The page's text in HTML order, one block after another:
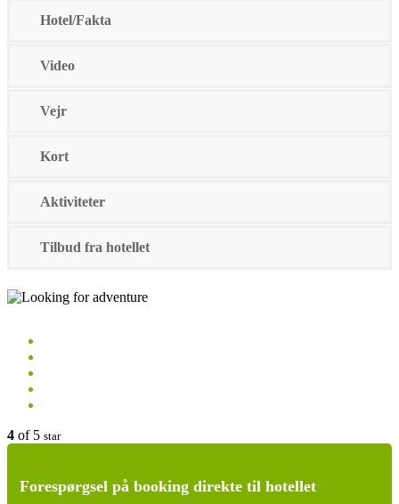
Hotel/Fakta
Video
Vejr
Kort
Aktiviteter
Tilbud fra hotellet
4 of 5 star
Forespørgsel på booking direkte til hotellet